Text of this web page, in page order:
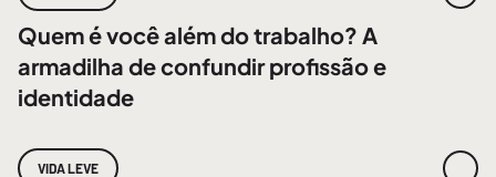
Quem é você além do trabalho? A
armadilha de confundir profissão e
identidade
VIDA LEVE